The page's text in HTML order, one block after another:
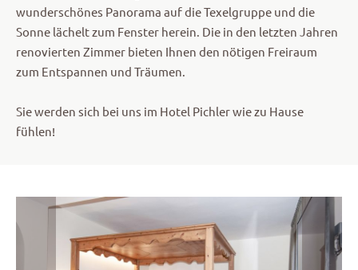
wunderschönes Panorama auf die Texelgruppe und die
Sonne lächelt zum Fenster herein. Die in den letzten Jahren
renovierten Zimmer bieten Ihnen den nötigen Freiraum
zum Entspannen und Träumen.
Sie werden sich bei uns im Hotel Pichler wie zu Hause
fühlen!